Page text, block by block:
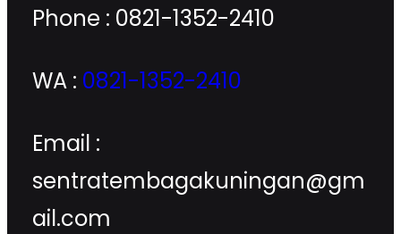
Phone : 0821-1352-2410
WA : 0821-1352-2410
Email :
sentratembagakuningan@gm
ail.com